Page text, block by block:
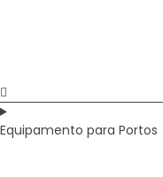
Equipamento para Portos